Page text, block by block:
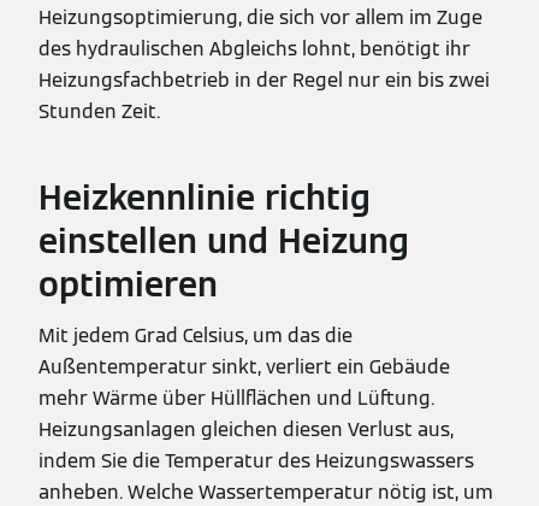
Heizungsoptimierung, die sich vor allem im Zuge
des hydraulischen Abgleichs lohnt, benötigt ihr
Heizungsfachbetrieb in der Regel nur ein bis zwei
Stunden Zeit.
Heizkennlinie richtig
einstellen und Heizung
optimieren
Mit jedem Grad Celsius, um das die
Außentemperatur sinkt, verliert ein Gebäude
mehr Wärme über Hüllflächen und Lüftung.
Heizungsanlagen gleichen diesen Verlust aus,
indem Sie die Temperatur des Heizungswassers
anheben. Welche Wassertemperatur nötig ist, um